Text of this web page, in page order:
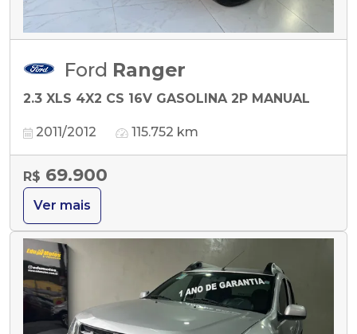
Ford Ranger
2.3 XLS 4X2 CS 16V GASOLINA 2P MANUAL
2011/2012 115.752 km
R$ 69.900
Ver mais